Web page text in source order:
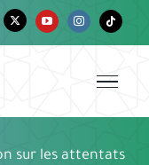
Twitter YouTubeInstagramTiktok
sur les attentats